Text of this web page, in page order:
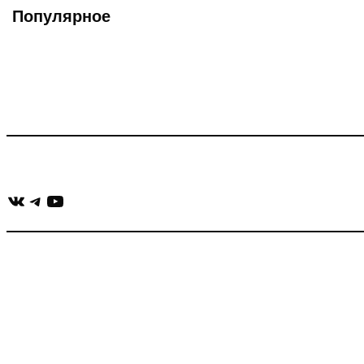
Популярное
ВКонтакте
Telegram
YouTube